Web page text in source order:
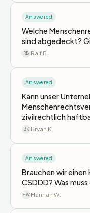
Answered
Welche
sind abgedeckt?
RB Ralf B.
Answered
Kann unser
zivilrechtlich
BK Bryan K.
Answered
Brauchen wir
CSDDD? Was
HW Hannah W.